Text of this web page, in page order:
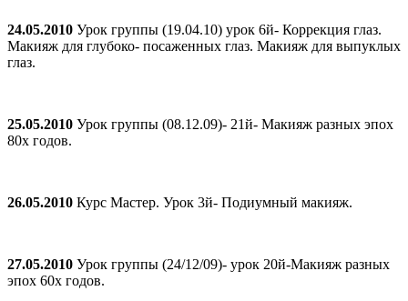
24.05.2010 Урок группы (19.04.10) урок 6й- Коррекция глаз.
Макияж для глубоко- посаженных глаз. Макияж для выпуклых
глаз.
25.05.2010 Урок группы (08.12.09)- 21й- Макияж разных эпох
80х годов.
26.05.2010 Курс Мастер. Урок 3й- Подиумный макияж.
27.05.2010 Урок группы (24/12/09)- урок 20й-Макияж разных
эпох 60х годов.